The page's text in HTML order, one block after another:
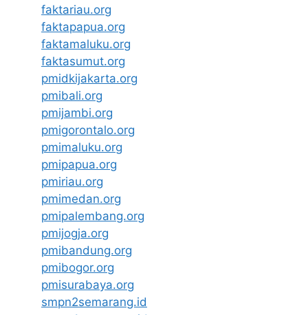
faktariau.org
faktapapua.org
faktamaluku.org
faktasumut.org
pmidkijakarta.org
pmibali.org
pmijambi.org
pmigorontalo.org
pmimaluku.org
pmipapua.org
pmiriau.org
pmimedan.org
pmipalembang.org
pmijogja.org
pmibandung.org
pmibogor.org
pmisurabaya.org
smpn2semarang.id